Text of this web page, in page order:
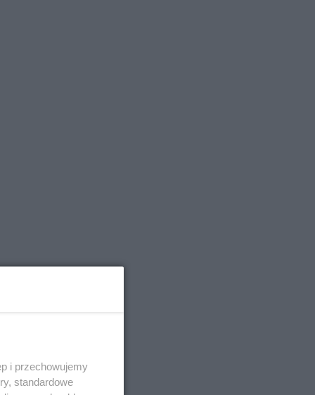
i przechowujemy
standardowe